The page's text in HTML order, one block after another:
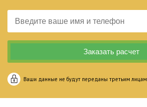
Ваши данные не будут переданы третьим лицам